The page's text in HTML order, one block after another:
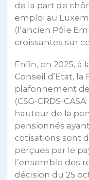
de la part de
emploi au
(l’ancien Pôle
croissantes sur
Enfin, en 2025, à
Conseil d’Etat,
plafonnement
(CSG-CRDS-
hauteur de la
pensionnés
cotisations sont
perçues par le
l’ensemble des
décision du 25